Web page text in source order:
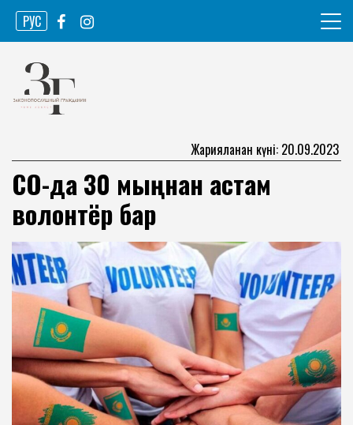
Skip
content
РУС
Законопослушный гражданин
Жарияланған күні: 20.09.2023
СҚО-да 30 мыңнан астам
волонтёр бар